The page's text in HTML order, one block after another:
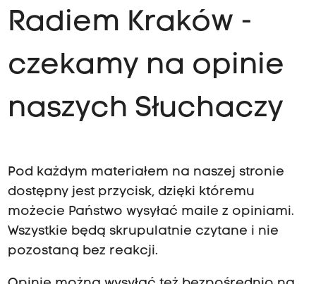
Radiem Kraków -
czekamy na opinie
naszych Słuchaczy
Pod każdym materiałem na naszej stronie
dostępny jest przycisk, dzięki któremu
możecie Państwo wysyłać maile z opiniami.
Wszystkie będą skrupulatnie czytane i nie
pozostaną bez reakcji.